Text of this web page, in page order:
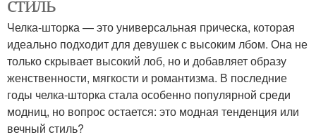
Челка-шторка — это универсальная прическа, которая
идеально подходит для девушек с высоким лбом. Она не
только скрывает высокий лоб, но и добавляет образу
женственности, мягкости и романтизма. В последние
годы челка-шторка стала особенно популярной среди
модниц, но вопрос остается: это модная тенденция или
вечный стиль?